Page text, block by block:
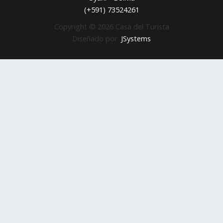
(+591) 73524261
Copyright © 2026 Casa del Turista
Diseñado por: JSystems